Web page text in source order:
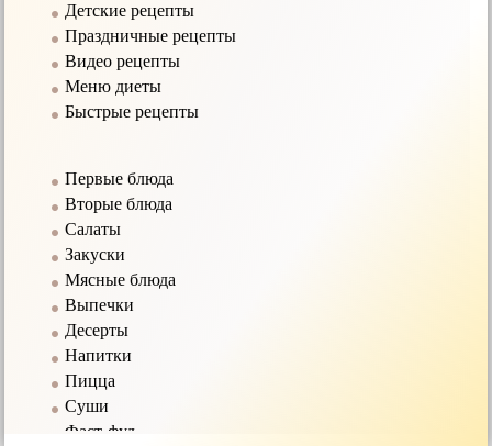
Детские рецепты
Праздничные рецепты
Видео рецепты
Меню диеты
Быстрые рецепты
Первые блюда
Вторые блюда
Салаты
Закуски
Мясные блюда
Выпечки
Десерты
Напитки
Пицца
Суши
Фаст-фуд